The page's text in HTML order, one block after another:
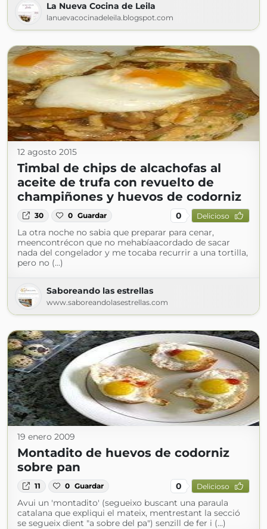
La Nueva Cocina de Leila
lanuevacocinadeleila.blogspot.com
12 agosto 2015
Timbal de chips de alcachofas al
aceite de trufa con revuelto de
champiñones y huevos de codorniz
30 0 Guardar 0 Delicioso
La otra noche no sabia que preparar para cenar,
meencontrécon que no mehabíaacordado de sacar
nada del congelador y me tocaba recurrir a una tortilla,
pero no (...)
Saboreando las estrellas
www.saboreandolasestrellas.com
19 enero 2009
Montadito de huevos de codorniz
sobre pan
11 0 Guardar 0 Delicioso
Avui un 'montadito' (segueixo buscant una paraula
catalana que expliqui el mateix, mentrestant la secció
se segueix dient "a sobre del pa") senzill de fer i (...)